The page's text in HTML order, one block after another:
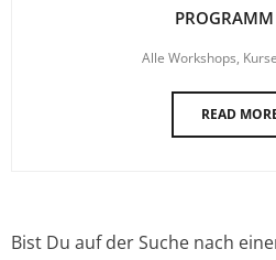
Alle Workshops,
READ
Bist Du auf der Suche nach